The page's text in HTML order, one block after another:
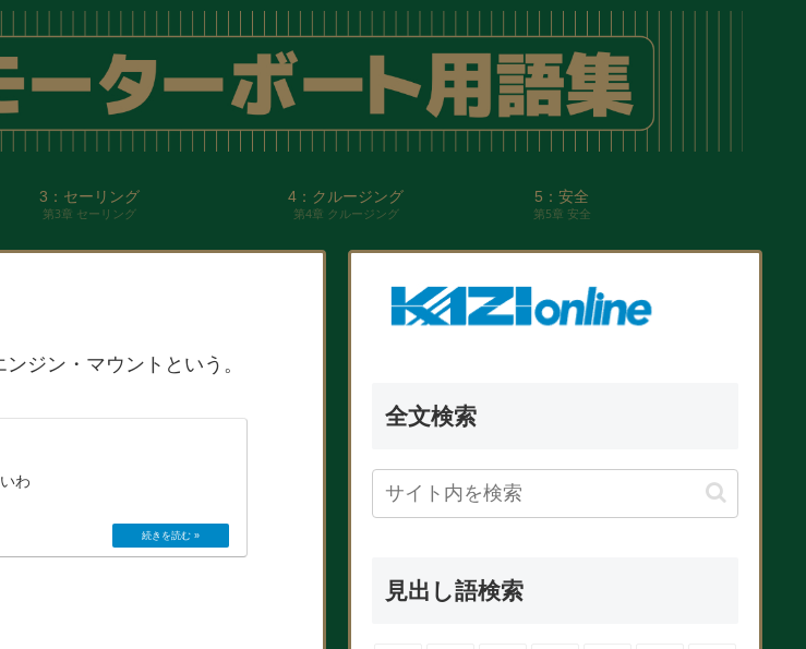
3：セーリング
第3章 セーリング
4：クルージング
第4章 クルージング
5：安全
第5章 安全
ジン・マウントという。
わ
全文検索
見出し語検索